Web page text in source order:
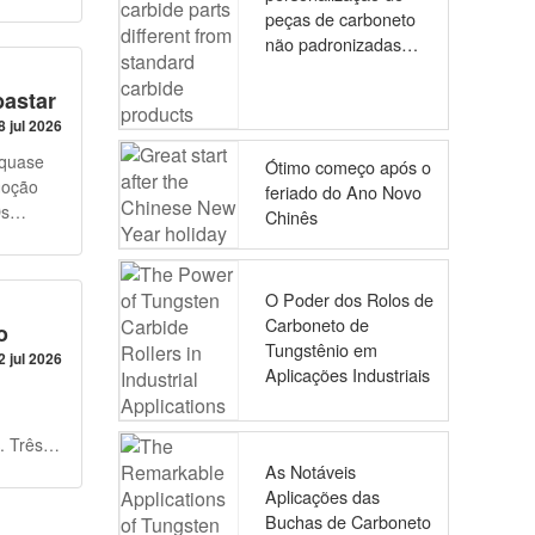
após
a se
peça
o
corte,
jul 2026
jul 2026
Três
tiras
peças de carboneto
não padronizadas
Ótimo começo após o
feriado do Ano Novo
Chinês
O Poder dos Rolos de
Carboneto de
Tungstênio em
Aplicações Industriais
As Notáveis
Aplicações das
Buchas de Carboneto